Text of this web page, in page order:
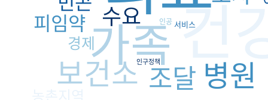
건
가족
보건소 병원
조달
수요
피임약
경제
서비스
인공
인구정책